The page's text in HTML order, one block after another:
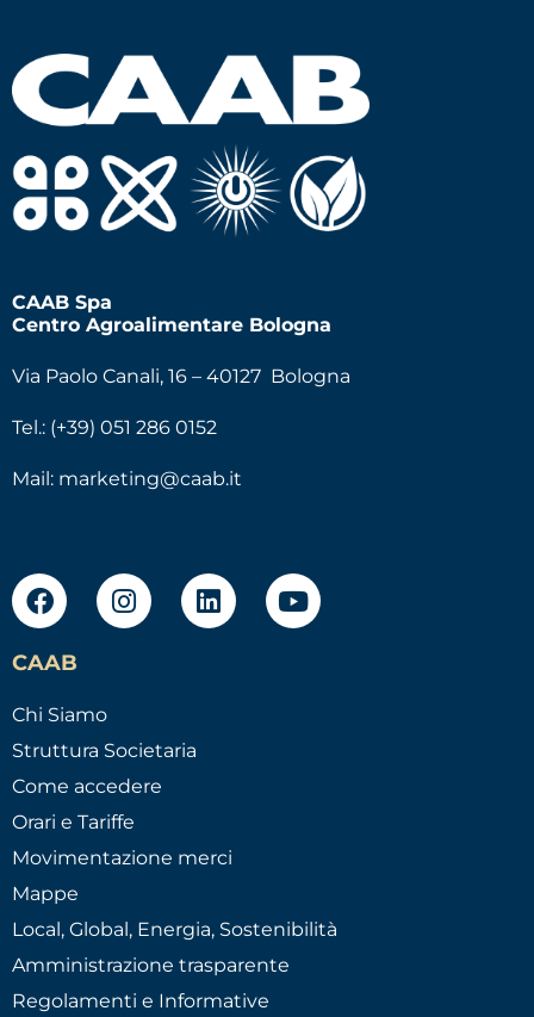
CAAB Spa
Centro Agroalimentare Bologna
Via Paolo Canali, 16 – 40127 Bologna
Tel.: (+39) 051 286 0152
Mail: marketing@caab.it
CAAB
Chi Siamo
Struttura Societaria
Come accedere
Orari e Tariffe
Movimentazione merci
Mappe
Local, Global, Energia, Sostenibilità
Amministrazione trasparente
Regolamenti e Informative